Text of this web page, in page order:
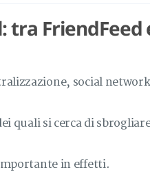
tra FriendFeed
social
quali si cerca di
in effetti.